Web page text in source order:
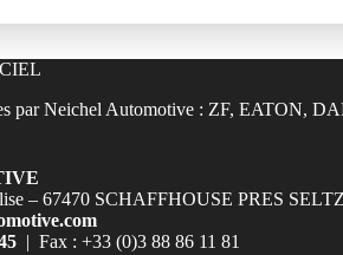
– 67470 SCHAFFHOUSE PRES
| Fax : +33 (0)3 88 86 11 81